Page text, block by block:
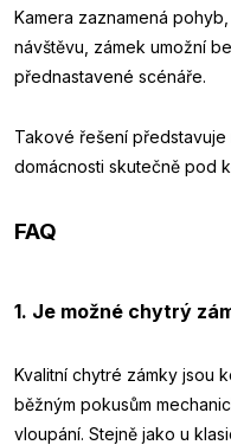
Kamera zaznamená
návštěvu, zámek umožní
přednastavené scénáře.
Takové řešení
domácnosti skutečně pod
FAQ
1. Je možné chytrý
Kvalitní chytré zámky jsou
běžným pokusům
vloupání. Stejně jako u